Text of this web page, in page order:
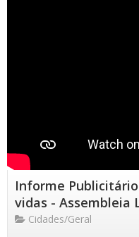
Informe
vidas - Assembleia
Cidades/Geral